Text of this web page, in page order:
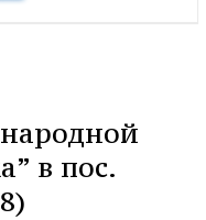
в пос.